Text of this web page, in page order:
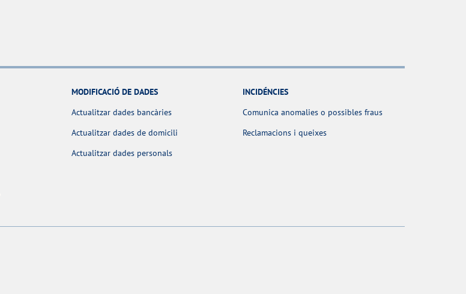
MODIFICACIÓ DE DADES
Actualitzar dades bancàries
Actualitzar dades de domicili
Actualitzar dades personals
INCIDÉNCIES
Comunica anomalies o possibles fraus
Reclamacions i queixes